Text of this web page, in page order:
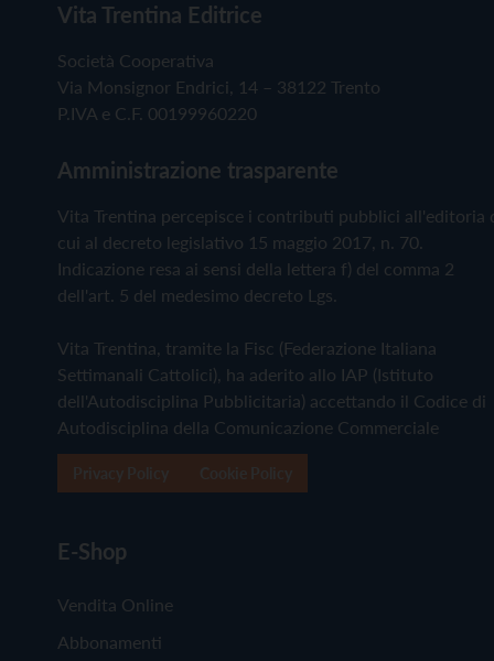
Vita Trentina Editrice
Società Cooperativa
Via Monsignor Endrici, 14 – 38122 Trento
P.IVA e C.F. 00199960220
Amministrazione trasparente
Vita Trentina percepisce i contributi pubblici all'editoria
cui al decreto legislativo 15 maggio 2017, n. 70.
Indicazione resa ai sensi della lettera f) del comma 2
dell'art. 5 del medesimo decreto Lgs.
Vita Trentina, tramite la Fisc (Federazione Italiana
Settimanali Cattolici), ha aderito allo IAP (Istituto
dell'Autodisciplina Pubblicitaria) accettando il Codice di
Autodisciplina della Comunicazione Commerciale
E-Shop
Vendita Online
Abbonamenti